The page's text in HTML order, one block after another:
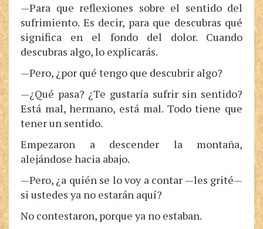
—Para que reflexiones sobre el sentido del
sufrimiento. Es decir, para que descubras qué
significa en el fondo del dolor. Cuando
descubras algo, lo explicarás.
—Pero, ¿por qué tengo que descubrir algo?
—¿Qué pasa? ¿Te gustaría sufrir sin sentido?
Está mal, hermano, está mal. Todo tiene que
tener un sentido.
Empezaron a descender la montaña,
alejándose hacia abajo.
—Pero, ¿a quién se lo voy a contar —les grité—
si ustedes ya no estarán aquí?
No contestaron, porque ya no estaban.